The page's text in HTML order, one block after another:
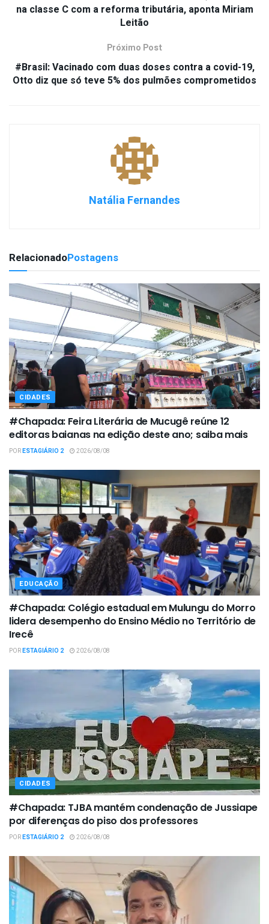
na classe C com a reforma tributária, aponta Miriam
Leitão
Próximo Post
#Brasil: Vacinado com duas doses contra a covid-19,
Otto diz que só teve 5% dos pulmões comprometidos
Natália Fernandes
RelacionadoPostagens
CIDADES
#Chapada: Feira Literária de Mucugê reúne 12
editoras baianas na edição deste ano; saiba mais
PORESTAGIÁRIO 2 2026/08/08
EDUCAÇÃO
#Chapada: Colégio estadual em Mulungu do Morro
lidera desempenho do Ensino Médio no Território de
Irecê
PORESTAGIÁRIO 2 2026/08/08
CIDADES
#Chapada: TJBA mantém condenação de Jussiape
por diferenças do piso dos professores
PORESTAGIÁRIO 2 2026/08/08